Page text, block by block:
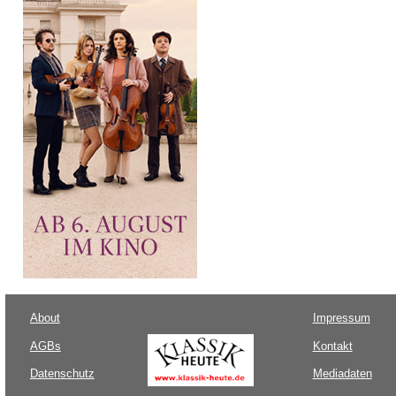
About
AGBs
Datenschutz
Impressum
Kontakt
Mediadaten